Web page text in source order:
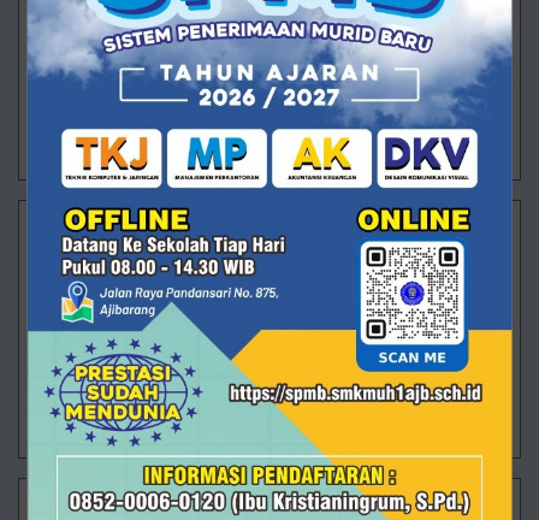
Ajibarang – Pagi itu halaman SMK Muhammadiyah 1
Ajibarang dipenuhi wajah-wajah baru yang datang
dengan berbagai perasaan. Ada yang masih
menggenggam erat tangan orang tua, ada yan
29/07/2026 13:26 - Oleh Administrator - Dilihat 94 kali
Membanggakan! Rizki Saputra Raih Juara 2 O2SN
Tingkat Provinsi
Alhamdulillah, prestasi kembali ditorehkan oleh
peserta didik SMK Muhammadiyah 1 Ajibarang. Rizki
Saputra, siswa kelas XII TKJ 2, berhasil meraih Juara
2 Olimpiade Ola
09/07/2026 10:55 - Oleh Administrator - Dilihat 313 kali
Prestasi Pencak Silat SMUHSA di POPDA